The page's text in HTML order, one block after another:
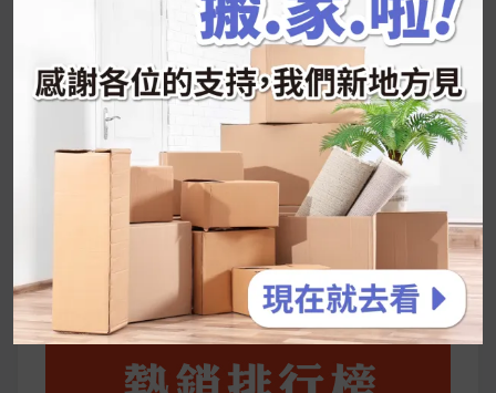
年已經等不及帶這盒跟我的親戚、朋友們一起分
2026 過年禮盒推薦｜五款百元健康伴手禮
停用猛健樂後會反彈嗎？作用解析＋停藥後體重
維持全攻略
公主營養師：飲食改變也是能快樂執行的！6 個
你一定要知道的技巧